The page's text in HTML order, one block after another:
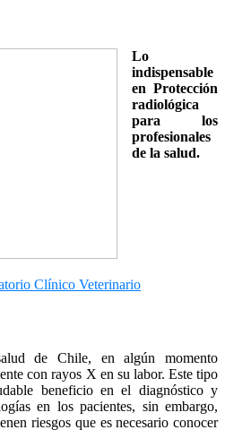
Lo
indispensable
en Protección
radiológica
para los
profesionales
de la salud.
de Chile, en algún momento
con rayos X en su labor. Este tipo
beneficio en el diagnóstico y
en los pacientes, sin embargo,
riesgos que es necesario conocer